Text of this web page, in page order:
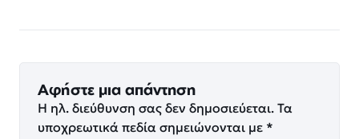
Αφήστε μια απάντηση
Η ηλ. διεύθυνση σας δεν δημοσιεύεται. Τα
υποχρεωτικά πεδία σημειώνονται με *